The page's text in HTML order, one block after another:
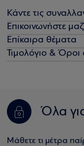
Κάντε τις
Επικοινωνήστε
Επίκαιρα θέματα
Τιμολόγιο &
Όλα
Μάθετε τι μέτρα